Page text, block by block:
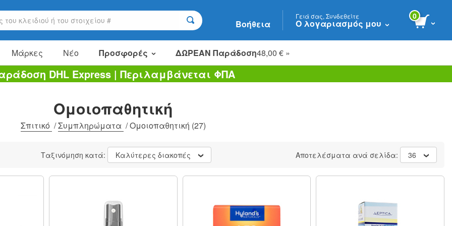
Βοήθεια
Γειά σας, Συνδεθείτε
Ο λογαριασμός μου
0
Μάρκες Νέο Προσφορές ΔΩΡΕΑΝ Παράδοση48,00 € »
Είδη πώλησης
Πακέτα αξίας
Εκκαθάριση
DHL Express | Περιλαμβάνεται ΦΠΑ
Ομοιοπαθητική
Σπιτικό /Συμπληρώματα /Ομοιοπαθητική (27)
Ταξινόμηση κατά: Καλύτερες διακοπές Αποτελέσματα ανά σελίδα: 36